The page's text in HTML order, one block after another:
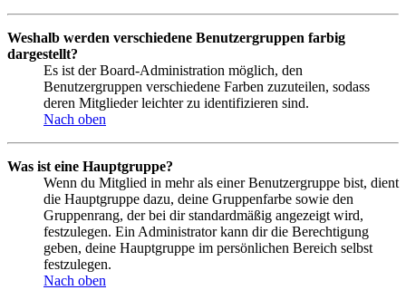
Weshalb werden verschiedene Benutzergruppen farbig
dargestellt?
Es ist der Board-Administration möglich, den
Benutzergruppen verschiedene Farben zuzuteilen, sodass
deren Mitglieder leichter zu identifizieren sind.
Nach oben
Was ist eine Hauptgruppe?
Wenn du Mitglied in mehr als einer Benutzergruppe bist, dient
die Hauptgruppe dazu, deine Gruppenfarbe sowie den
Gruppenrang, der bei dir standardmäßig angezeigt wird,
festzulegen. Ein Administrator kann dir die Berechtigung
geben, deine Hauptgruppe im persönlichen Bereich selbst
festzulegen.
Nach oben